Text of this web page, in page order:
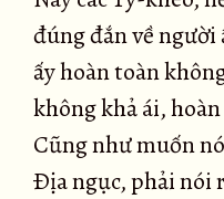
đúng đắn về
ấy hoàn toàn
không khả ái,
Cũng như muốn
Ðịa ngục, phải nói